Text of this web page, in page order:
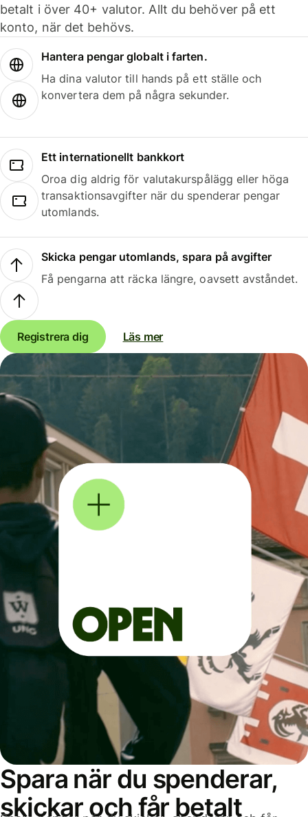
betalt i över 40+ valutor. Allt du behöver på ett
konto, när det behövs.
Hantera pengar globalt i farten.
Ha dina valutor till hands på ett ställe och
konvertera dem på några sekunder.
Ett internationellt bankkort
Oroa dig aldrig för valutakurspålägg eller höga
transaktionsavgifter när du spenderar pengar
utomlands.
Skicka pengar utomlands, spara på avgifter
Få pengarna att räcka längre, oavsett avståndet.
Registrera dig Läs mer
Spara när du spenderar,
skickar och får betalt